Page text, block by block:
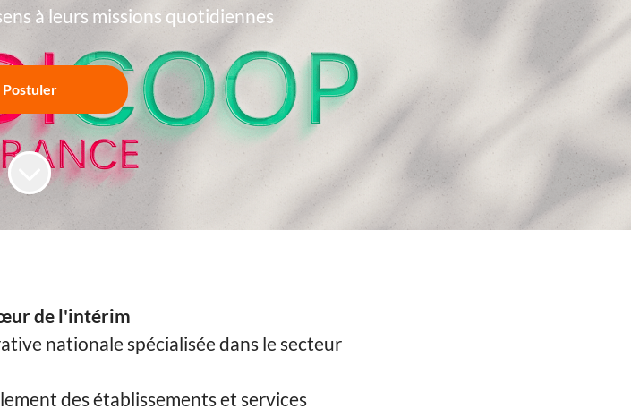
à leurs missions quotidiennes
Postuler
de l'intérim
nationale spécialisée dans le secteur
des établissements et services